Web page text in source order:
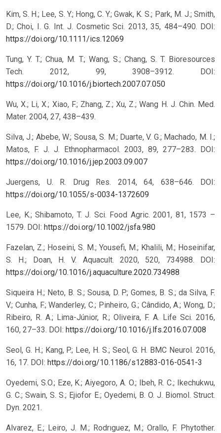
Kim, S. H.; Lee, S. Y.; Hong, C. Y.; Gwak, K. S.; Park, M. J.; Smith,
D.; Choi, I. G. Int. J. Cosmetic Sci. 2013, 35, 484–490. DOI:
https://doi.org/10.1111/ics.12069
Tung, Y. T.; Chua, M. T.; Wang, S.; Chang, S. T. Bioresources
Tech. 2012, 99, 3908–3912. DOI:
https://doi.org/10.1016/j.biortech.2007.07.050
Wu, X.; Li, X.; Xiao, F.; Zhang, Z.; Xu, Z.; Wang H. J. Chin. Med.
Mater. 2004, 27, 438–439.
Silva, J.; Abebe, W.; Sousa, S. M.; Duarte, V. G.; Machado, M. I.;
Matos, F. J. J. Ethnopharmacol. 2003, 89, 277–283. DOI:
https://doi.org/10.1016/j.jep.2003.09.007
Juergens, U. R. Drug Res. 2014, 64, 638–646. DOI:
https://doi.org/10.1055/s-0034-1372609
Lee, K.; Shibamoto, T. J. Sci. Food Agric. 2001, 81, 1573 –
1579. DOI: https://doi.org/10.1002/jsfa.980
Fazelan, Z.; Hoseini, S. M.; Yousefi, M.; Khalili, M.; Hoseinifar,
S. H.; Doan, H. V. Aquacult. 2020, 520, 734988. DOI:
https://doi.org/10.1016/j.aquaculture.2020.734988
Siqueira H.; Neto, B. S.; Sousa, D. P.; Gomes, B. S.; da Silva, F.
V.; Cunha, F.; Wanderley, C.; Pinheiro, G.; Cândido, A.; Wong, D.;
Ribeiro, R. A.; Lima-Júnior, R.; Oliveira, F. A. Life Sci. 2016,
160, 27–33. DOI: https://doi.org/10.1016/j.lfs.2016.07.008
Seol, G. H.; Kang, P.; Lee, H. S.; Seol, G. H. BMC Neurol. 2016,
16, 17. DOI: https://doi.org/10.1186/s12883-016-0541-3
Oyedemi, S.O.; Eze, K.; Aiyegoro, A. O.; Ibeh, R. C.; Ikechukwu,
G. C.; Swain, S. S.; Ejiofor E.; Oyedemi, B. O. J. Biomol. Struct.
Dyn. 2021.
Alvarez, E.; Leiro, J. M.; Rodrıguez, M.; Orallo, F. Phytother.